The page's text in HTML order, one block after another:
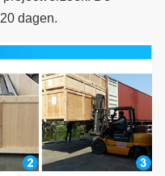
dagen.